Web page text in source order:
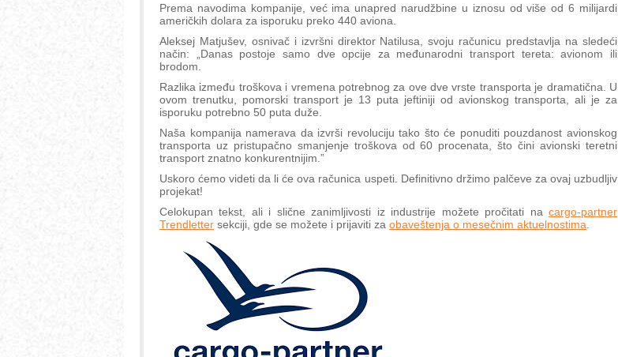
Prema navodima kompanije, već ima unapred narudžbine u iznosu od više od 6 milijardi
američkih dolara za isporuku preko 440 aviona.
Aleksej Matjušev, osnivač i izvršni direktor Natilusa, svoju računicu predstavlja na sledeći
način: „Danas postoje samo dve opcije za međunarodni transport tereta: avionom ili
brodom.
Razlika između troškova i vremena potrebnog za ove dve vrste transporta je dramatična. U
ovom trenutku, pomorski transport je 13 puta jeftiniji od avionskog transporta, ali je za
isporuku potrebno 50 puta duže.
Naša kompanija namerava da izvrši revoluciju tako što će ponuditi pouzdanost avionskog
transporta uz pristupačno smanjenje troškova od 60 procenata, što čini avionski teretni
transport znatno konkurentnijim.”
Uskoro ćemo videti da li će ova računica uspeti. Definitivno držimo palčeve za ovaj uzbudljiv
projekat!
Celokupan tekst, ali i slične zanimljivosti iz industrije možete pročitati na cargo-partner
Trendletter sekciji, gde se možete i prijaviti za obaveštenja o mesečnim aktuelnostima